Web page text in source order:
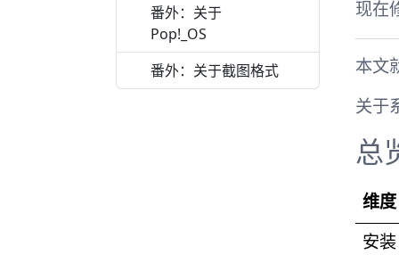
番外：关于
Pop!_OS
番外：关于截图格式
现在
本文
关于
总
维度
安